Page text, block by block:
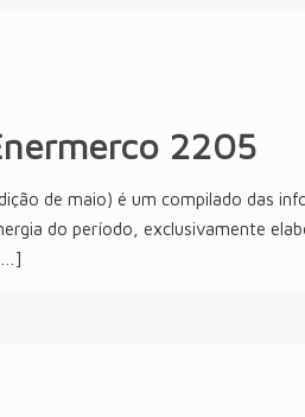
2205
de maio) é um compilado das
do período, exclusivamente